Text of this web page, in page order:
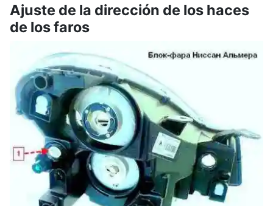
Ajuste de la dirección de los haces
de los faros